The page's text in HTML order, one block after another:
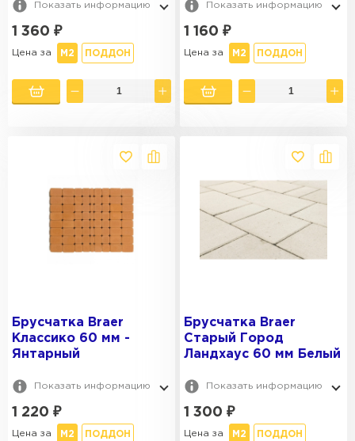
Показать информацию
1 360 ₽
Цена за М2 ПОДДОН
Показать информацию
1 160 ₽
Цена за М2 ПОДДОН
Брусчатка Braer
Классико 60 мм -
Янтарный
Показать информацию
1 220 ₽
Цена за М2 ПОДДОН
Брусчатка Braer
Старый Город
Ландхаус 60 мм Белый
Показать информацию
1 300 ₽
Цена за М2 ПОДДОН